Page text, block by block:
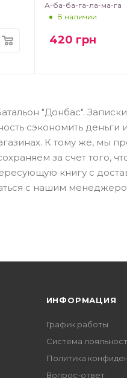
А-ба-ба-га-ла-ма-га
В наличии
420 грн
"Донбас".
сэкономить деньги
К тому же, мы
за счет того,
книгу с
с нашим
ИНФОРМАЦИЯ
График работы
Система
Политика
Вопрос-ответ